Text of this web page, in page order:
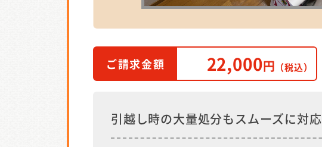
ご請求金額 22,000円 （税込）
引越し時の大量処分もスムーズに対応